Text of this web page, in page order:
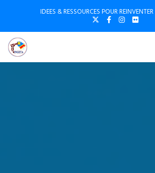
IDEES & RESSOURCES POUR